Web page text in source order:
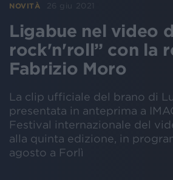
NOVITÀ 26 giu 2021
Ligabue nel video
rock'n'roll” con la
Fabrizio Moro
La clip ufficiale del brano di
presentata in anteprima a
Festival internazionale del
alla quinta edizione, in
agosto a Forlì